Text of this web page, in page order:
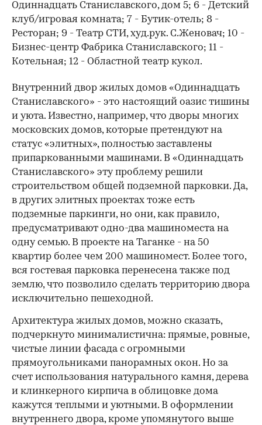
Одиннадцать Станиславского, дом 5; 6 - Детский
клуб/игровая комната; 7 - Бутик-отель; 8 -
Ресторан; 9 - Театр СТИ, худ.рук. С.Женовач; 10 -
Бизнес-центр Фабрика Станиславского; 11 -
Котельная; 12 - Областной театр кукол.
Внутренний двор жилых домов «Одиннадцать
Станиславского» - это настоящий оазис тишины
и уюта. Известно, например, что дворы многих
московских домов, которые претендуют на
статус «элитных», полностью заставлены
припаркованными машинами. В «Одиннадцать
Станиславского» эту проблему решили
строительством общей подземной парковки. Да,
в других элитных проектах тоже есть
подземные паркинги, но они, как правило,
предусматривают одно-два машиноместа на
одну семью. В проекте на Таганке - на 50
квартир более чем 200 машиномест. Более того,
вся гостевая парковка перенесена также под
землю, что позволило сделать территорию двора
исключительно пешеходной.
Архитектура жилых домов, можно сказать,
подчеркнуто минималистична: прямые, ровные,
чистые линии фасада с огромными
прямоугольниками панорамных окон. Но за
счет использования натурального камня, дерева
и клинкерного кирпича в облицовке дома
кажутся теплыми и уютными. В оформлении
внутреннего двора, кроме упомянутого выше